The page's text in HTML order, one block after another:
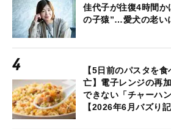
佳代子が往復4時間か
の子猿”…愛犬の老い
【5日前のパスタを
亡】電子レンジの再
できない「チャーハ
【2026年6月バズり記